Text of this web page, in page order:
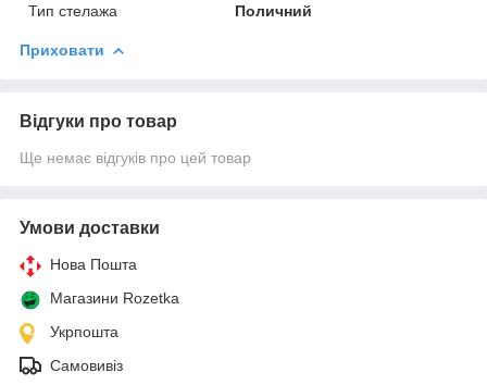
Тип стелажа Поличний
Приховати
Відгуки про товар
Ще немає відгуків про цей товар
Умови доставки
Нова Пошта
Магазини Rozetka
Укрпошта
Самовивіз